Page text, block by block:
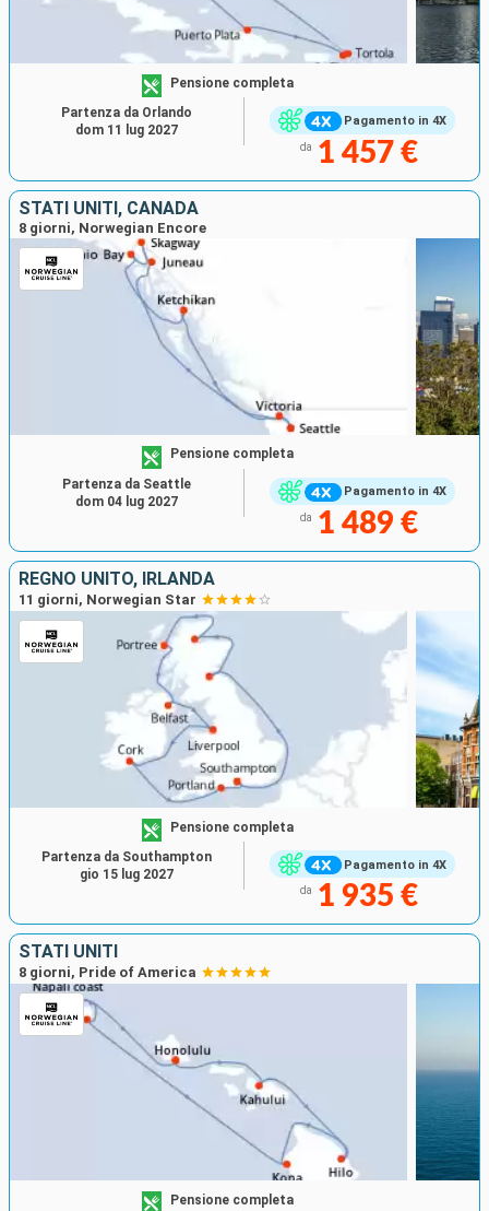
Pagamento in 4X
Pensione completa
da 1 457 €
Partenza da Orlando
dom 11 lug 2027
STATI UNITI, CANADA
8 giorni, Norwegian Encore
Pagamento in 4X
Pensione completa
da 1 489 €
Partenza da Seattle
dom 04 lug 2027
REGNO UNITO, IRLANDA
11 giorni, Norwegian Star
Pagamento in 4X
Pensione completa
da 1 935 €
Partenza da Southampton
gio 15 lug 2027
STATI UNITI
8 giorni, Pride of America
Pensione completa